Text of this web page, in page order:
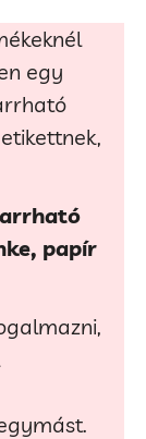
egy
papír